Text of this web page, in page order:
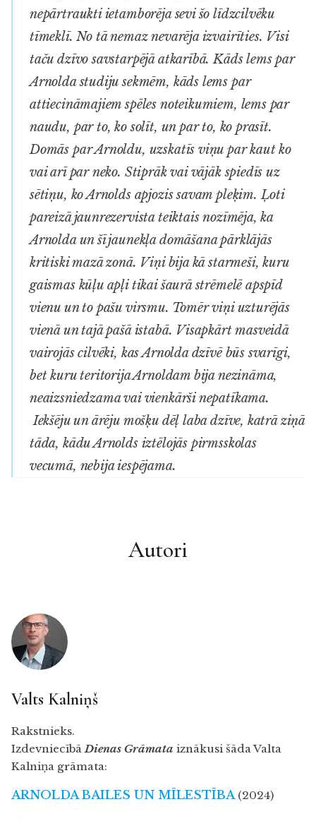
nepārtraukti ietamborēja sevi šo līdzcilvēku
tīmeklī. No tā nemaz nevarēja izvairīties. Visi
taču dzīvo savstarpējā atkarībā. Kāds lems par
Arnolda studiju sekmēm, kāds lems par
attiecināmajiem spēles noteikumiem, lems par
naudu, par to, ko solīt, un par to, ko prasīt.
Domās par Arnoldu, uzskatīs viņu par kaut ko
vai arī par neko. Stiprāk vai vājāk spiedīs uz
sētiņu, ko Arnolds apjozis savam pleķim. Ļoti
pareizā jaunrezervista teiktais nozīmēja, ka
Arnolda un šī jaunekļa domāšana pārklājās
kritiski mazā zonā. Viņi bija kā starmeši, kuru
gaismas kūļu apļi tikai šaurā strēmelē apspīd
vienu un to pašu virsmu. Tomēr viņi uzturējās
vienā un tajā pašā istabā. Visapkārt masveidā
vairojās cilvēki, kas Arnolda dzīvē būs svarīgi,
bet kuru teritorija Arnoldam bija nezināma,
neaizsniedzama vai vienkārši nepatīkama.
Iekšēju un ārēju mošķu dēļ laba dzīve, katrā ziņā
tāda, kādu Arnolds iztēlojās pirmsskolas
vecumā, nebija iespējama.
Autori
Valts Kalniņš
Rakstnieks.
IzdevniecībāDienas Grāmata iznākusi šāda Valta
Kalniņa grāmata:
ARNOLDA BAILES UN MĪLESTĪBA (2024)